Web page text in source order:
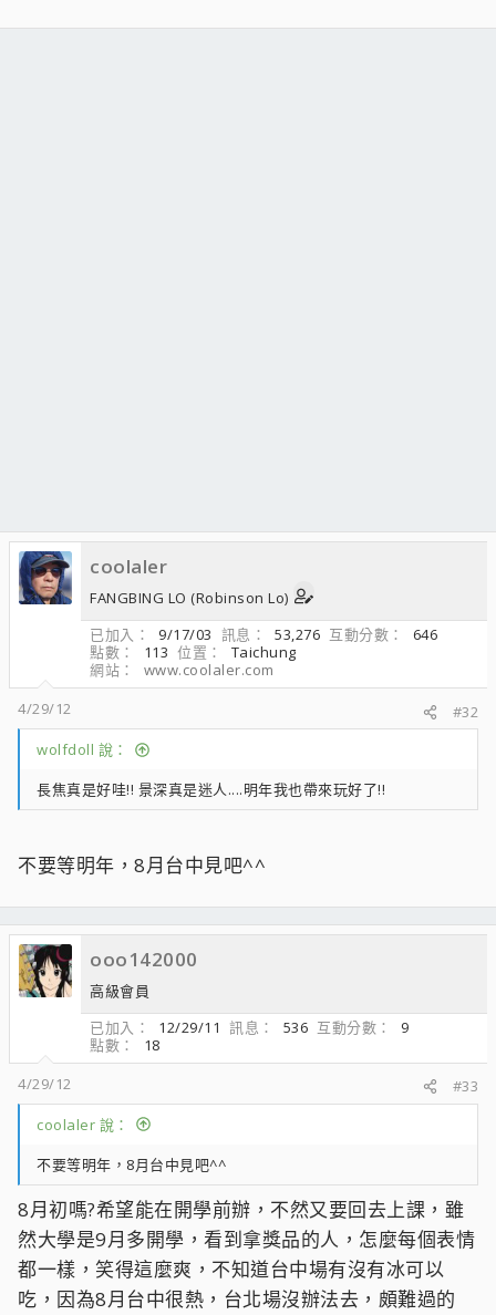
coolaler
FANGBING LO (Robinson Lo)
已加入
9/17/03 訊息 53,276 互動分數
646
點數
113 位置
Taichung
網站
www.coolaler.com
4/29/12
#32
wolfdoll 說：
長焦真是好哇!! 景深真是迷人....明年我也帶來玩好了!!
不要等明年，8月台中見吧^^
ooo142000
高級會員
已加入
12/29/11 訊息 536 互動分數
9
點數
18
4/29/12
#33
coolaler 說：
不要等明年，8月台中見吧^^
8月初嗎?希望能在開學前辦，不然又要回去上課，雖
然大學是9月多開學，看到拿獎品的人，怎麼每個表情
都一樣，笑得這麼爽，不知道台中場有沒有冰可以
吃，因為8月台中很熱，台北場沒辦法去，頗難過的